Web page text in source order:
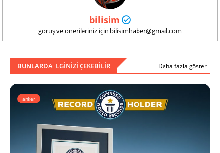
bilisim
görüş ve önerileriniz için bilisimhaber@gmail.com
BUNLARDA ILGINIZI ÇEKEBILIR Daha fazla göster
anker